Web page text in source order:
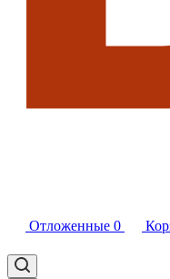
Отложенные 0